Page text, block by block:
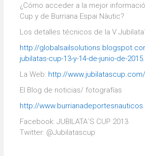
¿Cómo acceder a la mejor
Cup y de Burriana Espai Nàutic?
Los detalles técnicos de la V
http://globalsailsolutions.
jubilatas-cup-13-y-14-de-junio-de-
La Web: http://www.jubilatascup.com/
El Blog de noticias/ fotografías
http://www.burrianadeportesnauticos.
Facebook: JUBILATA´S CUP 2013
Twitter: @Jubilatascup